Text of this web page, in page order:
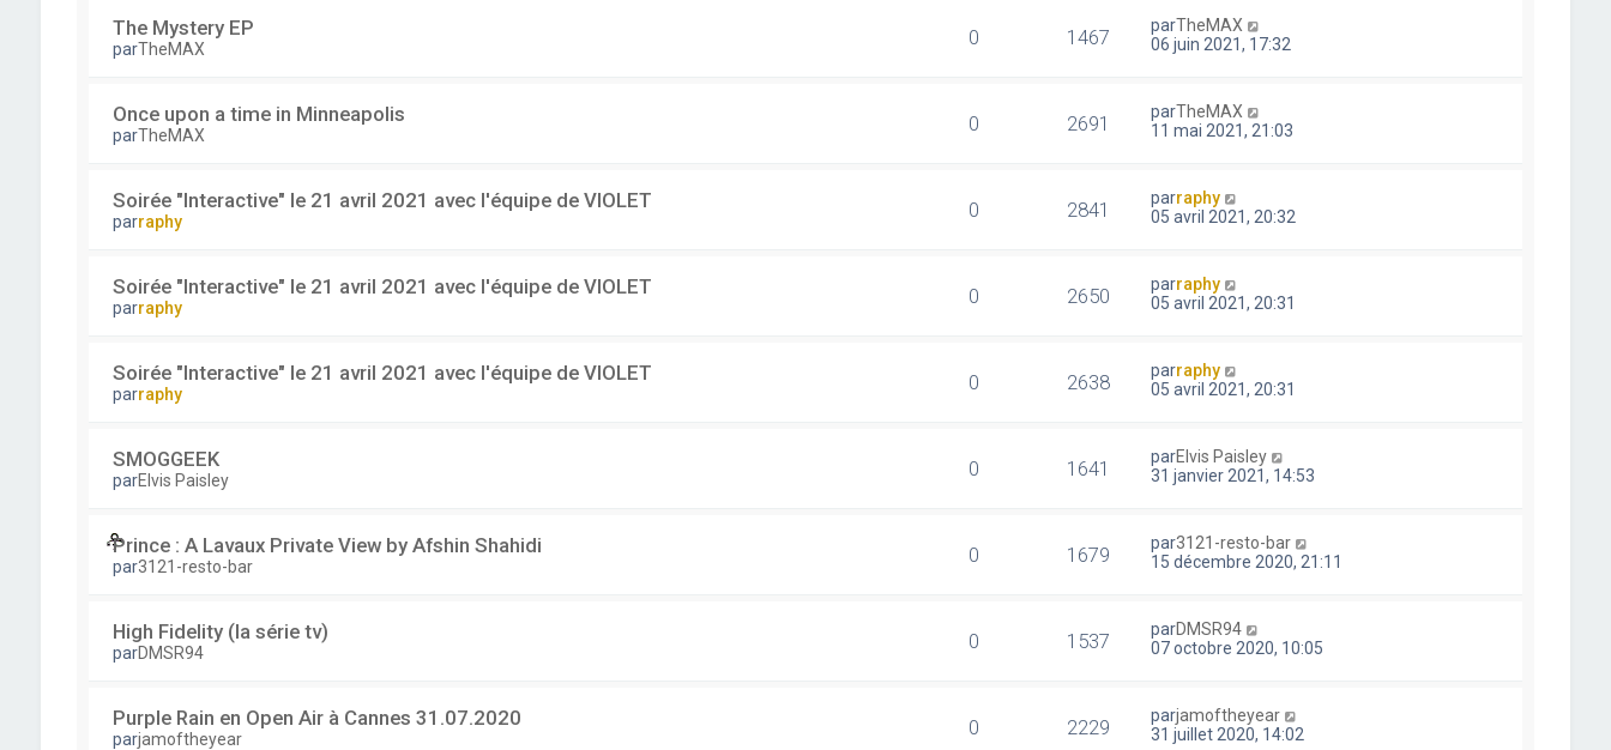
The Mystery EP
parTheMAX 0 1467 parTheMAX
06 juin 2021, 17:32
Once upon a time in Minneapolis
parTheMAX 0 2691 parTheMAX
11 mai 2021, 21:03
Soirée "Interactive" le 21 avril 2021 avec l'équipe de VIOLET
parraphy 0 2841 parraphy
05 avril 2021, 20:32
Soirée "Interactive" le 21 avril 2021 avec l'équipe de VIOLET
parraphy 0 2650 parraphy
05 avril 2021, 20:31
Soirée "Interactive" le 21 avril 2021 avec l'équipe de VIOLET
parraphy 0 2638 parraphy
05 avril 2021, 20:31
SMOGGEEK
parElvis Paisley 0 1641 parElvis Paisley
31 janvier 2021, 14:53
Prince : A Lavaux Private View by Afshin Shahidi
par3121-resto-bar 0 1679 par3121-resto-bar
15 décembre 2020, 21:11
High Fidelity (la série tv)
parDMSR94 0 1537 parDMSR94
07 octobre 2020, 10:05
Purple Rain en Open Air à Cannes 31.07.2020
parjamoftheyear 0 2229 parjamoftheyear
31 juillet 2020, 14:02